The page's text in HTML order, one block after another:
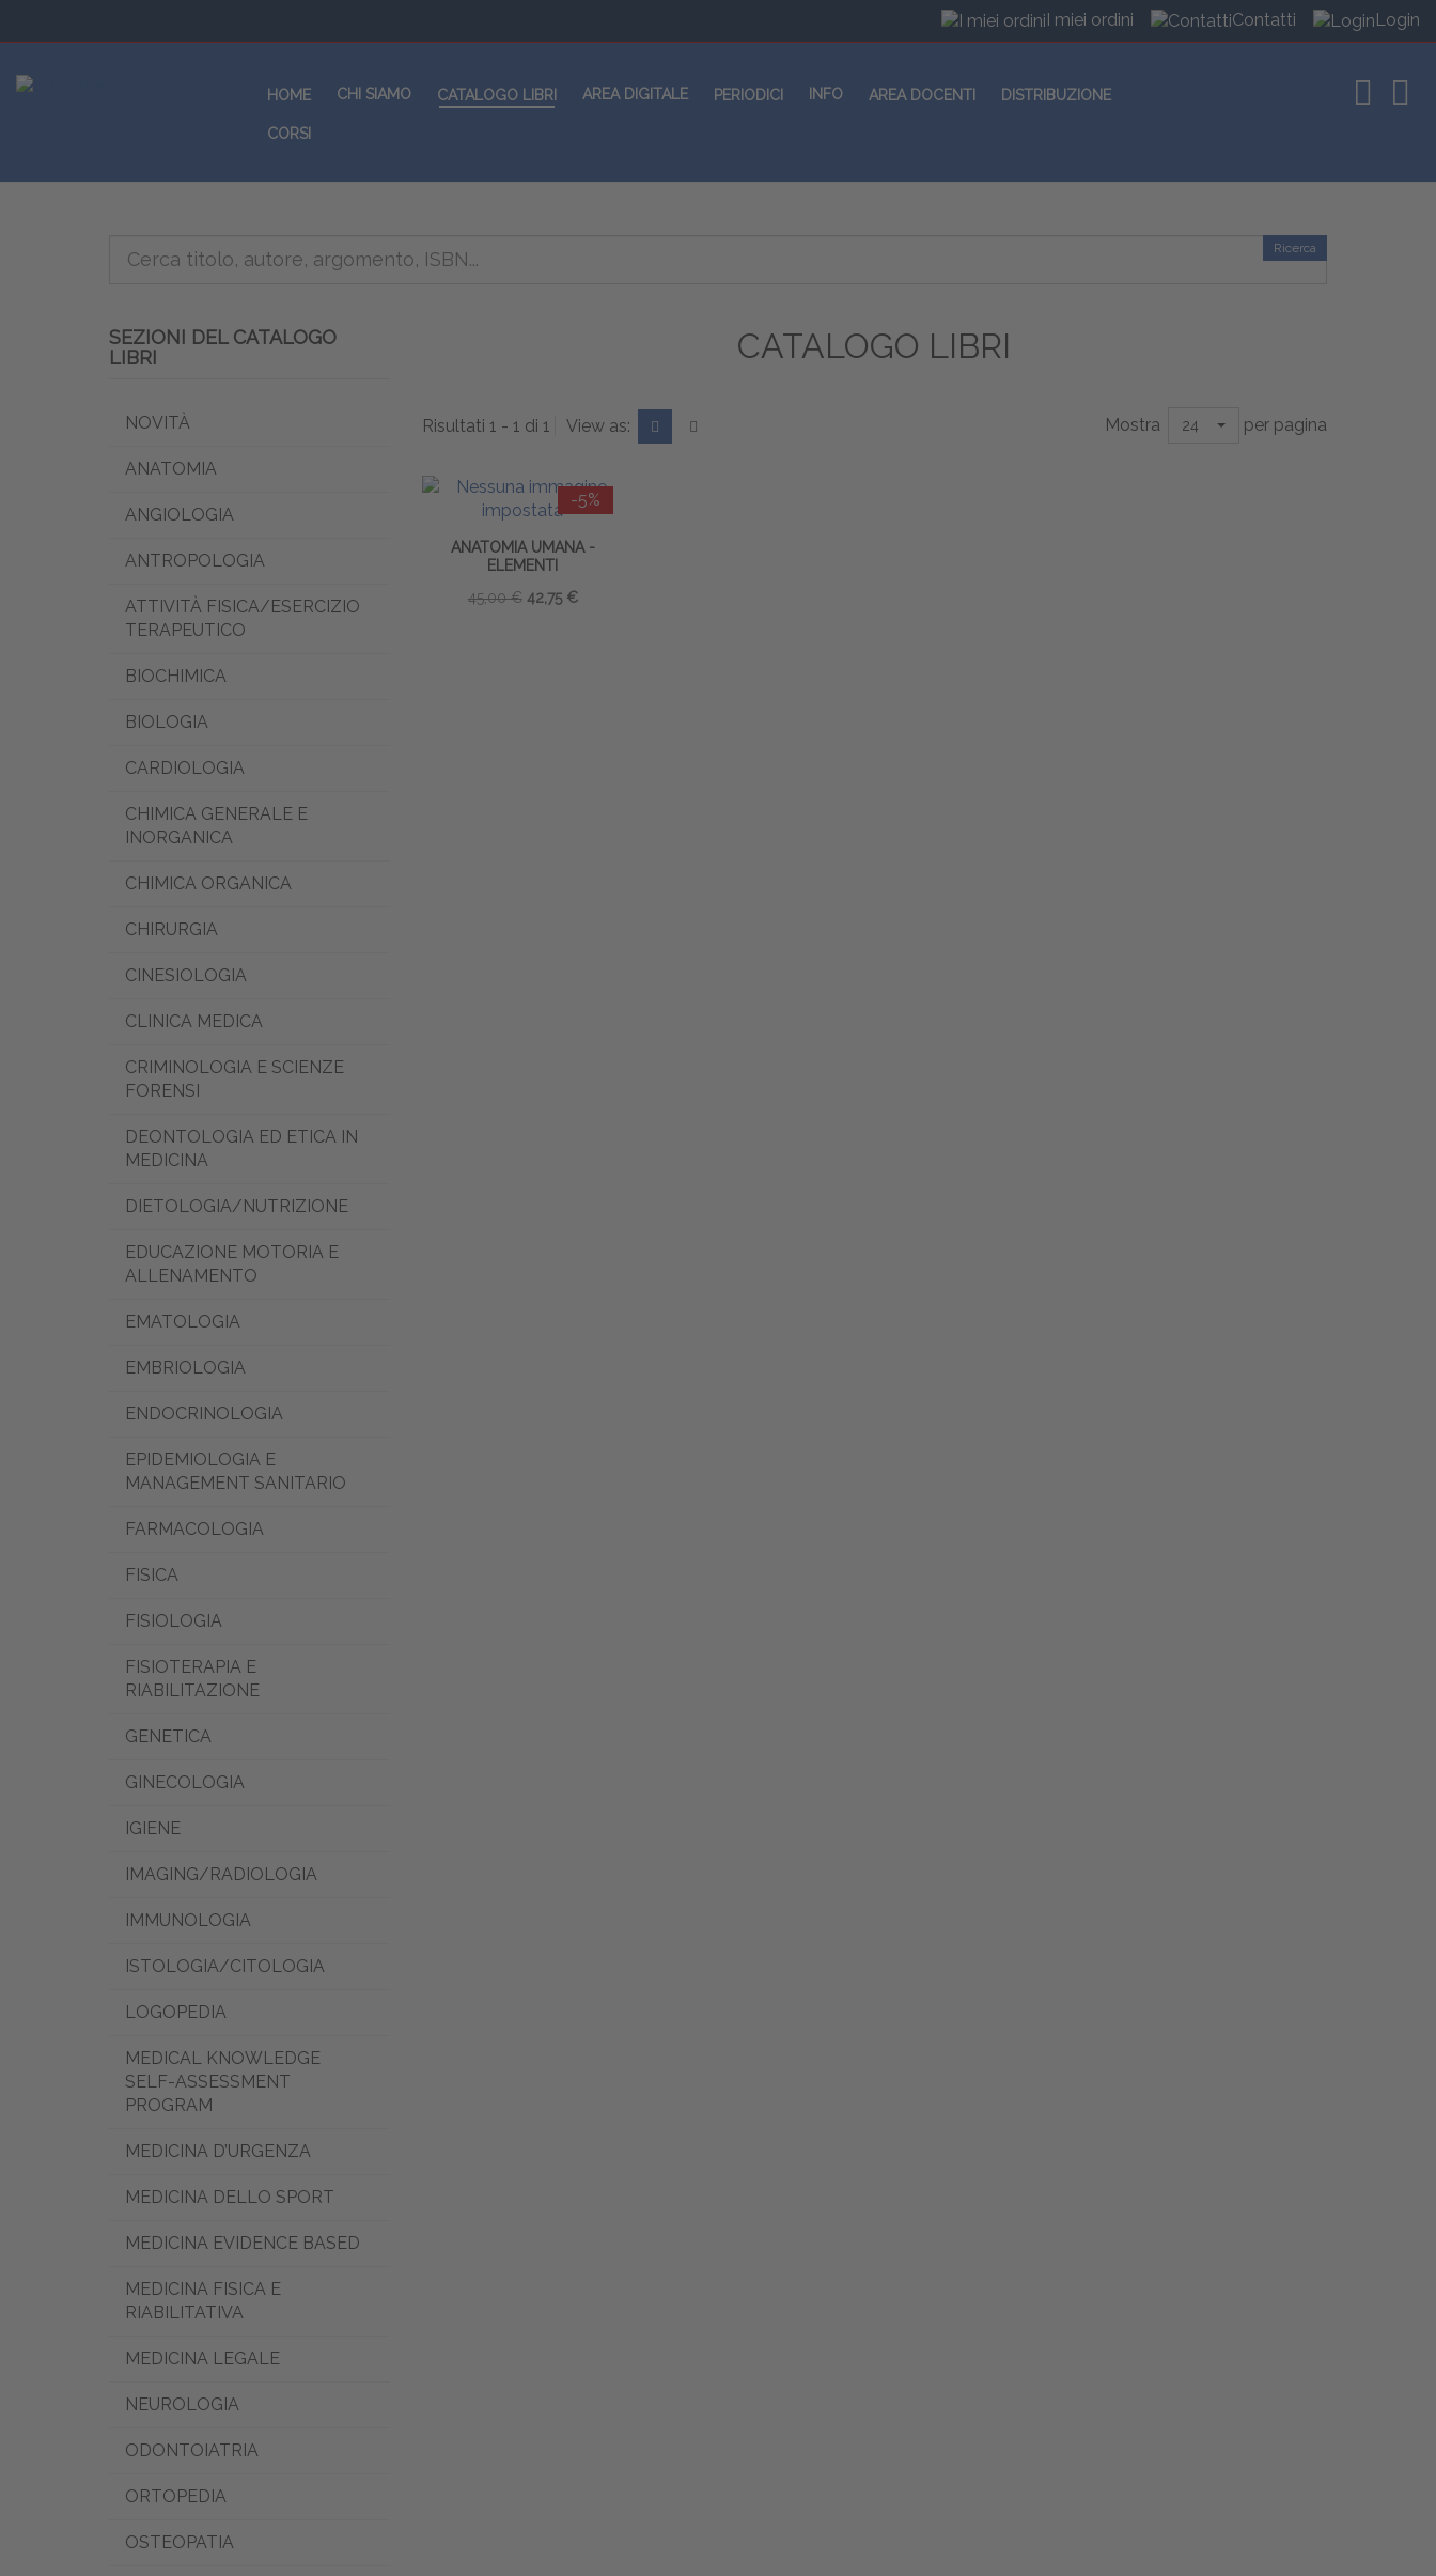
I miei ordini Contatti Login
HOME CHI SIAMO CATALOGO LIBRI AREA DIGITALE PERIODICI INFO AREA DOCENTI DISTRIBUZIONE
CORSI
Ricerca
CATALOGO LIBRI
Risultati 1 - 1 di 1 View as: Mostra 24 per pagina
-5%
ANATOMIA UMANA -
ELEMENTI
45,00 € 42,75 €
SEZIONI DEL CATALOGO
LIBRI
NOVITÀ
ANATOMIA
ANGIOLOGIA
ANTROPOLOGIA
ATTIVITÀ FISICA/ESERCIZIO
TERAPEUTICO
BIOCHIMICA
BIOLOGIA
CARDIOLOGIA
CHIMICA GENERALE E
INORGANICA
CHIMICA ORGANICA
CHIRURGIA
CINESIOLOGIA
CLINICA MEDICA
CRIMINOLOGIA E SCIENZE
FORENSI
DEONTOLOGIA ED ETICA IN
MEDICINA
DIETOLOGIA/NUTRIZIONE
EDUCAZIONE MOTORIA E
ALLENAMENTO
EMATOLOGIA
EMBRIOLOGIA
ENDOCRINOLOGIA
EPIDEMIOLOGIA E
MANAGEMENT SANITARIO
FARMACOLOGIA
FISICA
FISIOLOGIA
FISIOTERAPIA E
RIABILITAZIONE
GENETICA
GINECOLOGIA
IGIENE
IMAGING/RADIOLOGIA
IMMUNOLOGIA
ISTOLOGIA/CITOLOGIA
LOGOPEDIA
MEDICAL KNOWLEDGE
SELF-ASSESSMENT
PROGRAM
MEDICINA D’URGENZA
MEDICINA DELLO SPORT
MEDICINA EVIDENCE BASED
MEDICINA FISICA E
RIABILITATIVA
MEDICINA LEGALE
NEUROLOGIA
ODONTOIATRIA
ORTOPEDIA
OSTEOPATIA